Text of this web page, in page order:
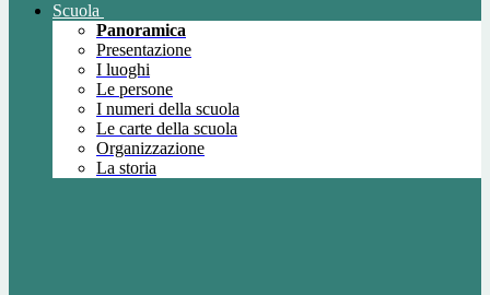
Scuola
Panoramica
Presentazione
I luoghi
Le persone
I numeri della scuola
Le carte della scuola
Organizzazione
La storia